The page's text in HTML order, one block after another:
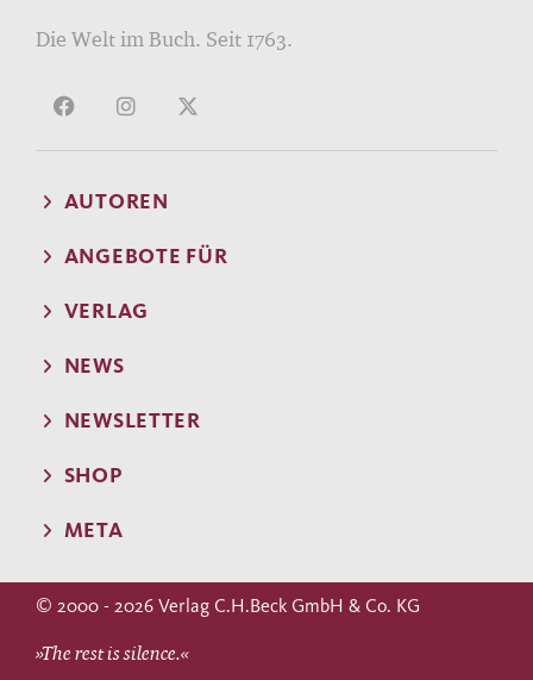
Die Welt im Buch. Seit 1763.
AUTOREN
ANGEBOTE FÜR
VERLAG
NEWS
NEWSLETTER
SHOP
META
© 2000 - 2026 Verlag C.H.Beck GmbH & Co. KG
»The rest is silence.«